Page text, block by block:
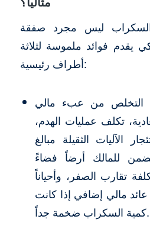
السكراب ليس مجرد صفقة
يقدم فوائد ملموسة لثلاثة
أطراف رئيسية:
التخلص من عبء مالي
تكلف عمليات الهدم،
الآليات الثقيلة مبالغ
للمالك أرضاً فضاءً
تقارب الصفر، وأحياناً
مالي إضافي إذا كانت
كمية السكراب ضخمة جداً.